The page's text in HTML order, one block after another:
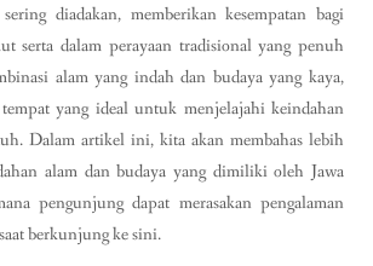
diadakan, memberikan kesempatan bagi
serta dalam perayaan tradisional yang penuh
alam yang indah dan budaya yang kaya,
yang ideal untuk menjelajahi keindahan
Dalam artikel ini, kita akan membahas lebih
alam dan budaya yang dimiliki oleh Jawa
pengunjung dapat merasakan pengalaman
berkunjung ke sini.